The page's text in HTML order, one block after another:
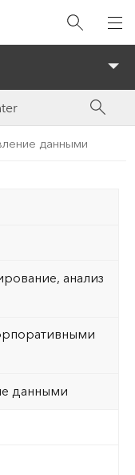
данными
анализ
данными